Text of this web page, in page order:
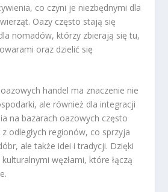
co czyni je niezbędnymi dla
Oazy często stają się
nomadów, którzy zbierają się tu,
oraz dzielić się
handel ma znaczenie nie
ale również dla integracji
na bazarach oazowych często
odległych regionów, co sprzyja
ale także idei i tradycji. Dzięki
węzłami, które łączą